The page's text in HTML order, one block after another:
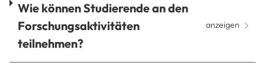
Wie können Studierende an den
Forschungsaktivitäten
teilnehmen?
anzeigen